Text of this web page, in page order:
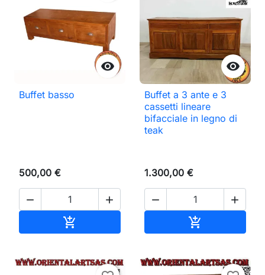

Buffet basso
500,00 €
 


Buffet a 3 ante e 3
cassetti lineare
bifacciale in legno di
teak
1.300,00 €
 
